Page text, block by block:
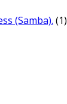
(Samba). (1)